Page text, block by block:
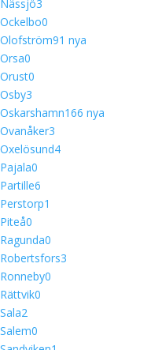
Nässjö3
Ockelbo0
Olofström91 nya
Orsa0
Orust0
Osby3
Oskarshamn166 nya
Ovanåker3
Oxelösund4
Pajala0
Partille6
Perstorp1
Piteå0
Ragunda0
Robertsfors3
Ronneby0
Rättvik0
Sala2
Salem0